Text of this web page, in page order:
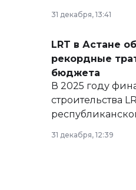
базе
сайте маслихат
31 декабря, 13:41
LRT в Астане
рекордные
бюджета
В 2025 году
строительства
рекордных
31 декабря, 12:39